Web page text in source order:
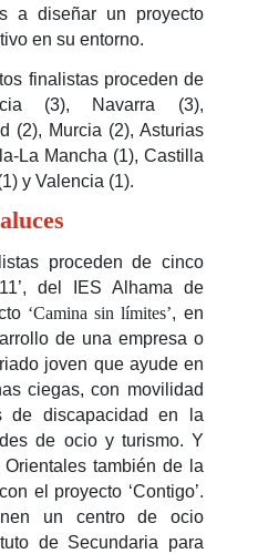
a diseñar un proyecto
en su entorno.
finalistas proceden de
(3), Navarra (3),
(2), Murcia (2), Asturias
La Mancha (1), Castilla
y Valencia (1).
proceden de cinco
del IES Alhama de
‘Camina sin límites’, en
de una empresa o
joven que ayude en
ciegas, con movilidad
de discapacidad en la
de ocio y turismo. Y
Orientales también de la
el proyecto ‘Contigo’.
un centro de ocio
de Secundaria para